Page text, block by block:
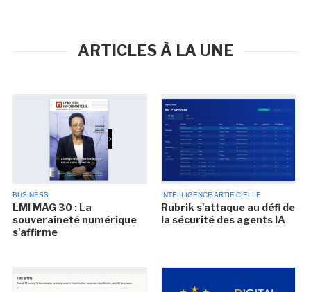
ARTICLES À LA UNE
BUSINESS
LMI MAG 30 : La
souveraineté numérique
s'affirme
INTELLIGENCE ARTIFICIELLE
Rubrik s'attaque au défi de
la sécurité des agents IA